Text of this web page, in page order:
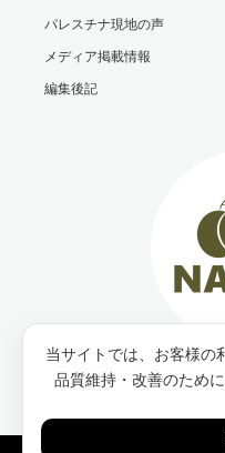
パレスチナ現地の声
メディア掲載情報
編集後記
TwitterFacebookInstagram
当サイトでは、お客様の
品質維持・改善のため